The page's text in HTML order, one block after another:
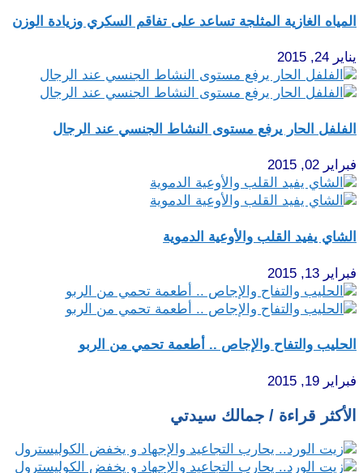
المياه الغازية المثلجة تساعد على تفاقم السكري وزيادة الوزن
يناير 24, 2015
الفلفل الحار يرفع مستوى النشاط الجنسي عند الرجال
فبراير 02, 2015
الشاي يفيد القلب والأوعية الدموية
فبراير 13, 2015
الحليب والتفاح والإجاص .. أطعمة تحمي من الربو
فبراير 19, 2015
الأكثر قراءة / جمالك سيدتي